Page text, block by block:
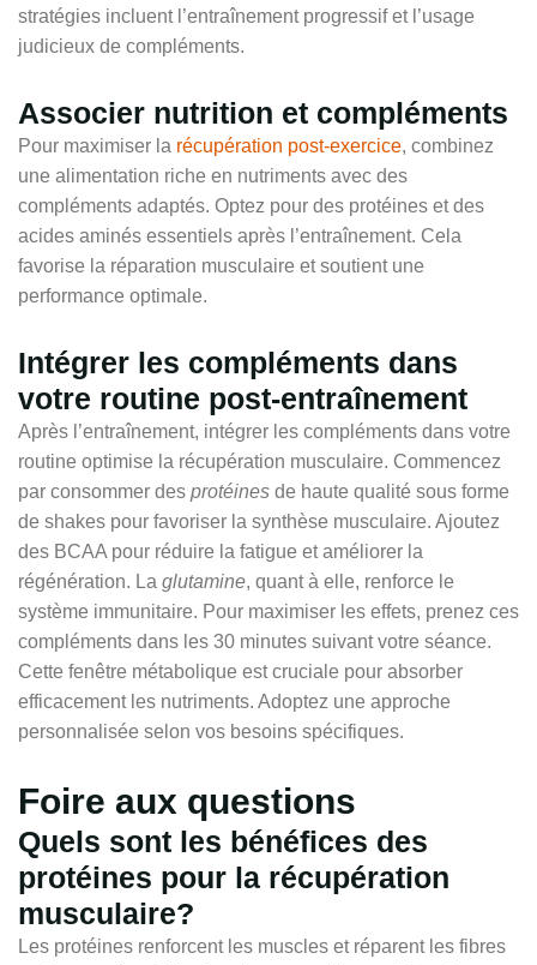
stratégies incluent l’entraînement progressif et l’usage
judicieux de compléments.
Associer nutrition et compléments
Pour maximiser la récupération post-exercice, combinez
une alimentation riche en nutriments avec des
compléments adaptés. Optez pour des protéines et des
acides aminés essentiels après l’entraînement. Cela
favorise la réparation musculaire et soutient une
performance optimale.
Intégrer les compléments dans
votre routine post-entraînement
Après l’entraînement, intégrer les compléments dans votre
routine optimise la récupération musculaire. Commencez
par consommer des protéines de haute qualité sous forme
de shakes pour favoriser la synthèse musculaire. Ajoutez
des BCAA pour réduire la fatigue et améliorer la
régénération. La glutamine, quant à elle, renforce le
système immunitaire. Pour maximiser les effets, prenez ces
compléments dans les 30 minutes suivant votre séance.
Cette fenêtre métabolique est cruciale pour absorber
efficacement les nutriments. Adoptez une approche
personnalisée selon vos besoins spécifiques.
Foire aux questions
Quels sont les bénéfices des
protéines pour la récupération
musculaire?
Les protéines renforcent les muscles et réparent les fibres